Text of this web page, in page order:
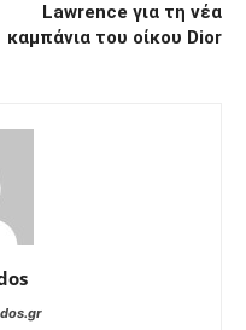
Lawrence για τη νέα
καμπάνια του οίκου Dior